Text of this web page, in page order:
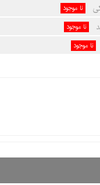
نا موجود
نا موجود
نا موجود